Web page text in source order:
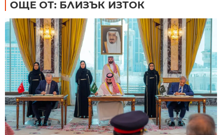
ОЩЕ ОТ: БЛИЗЪК ИЗТОК